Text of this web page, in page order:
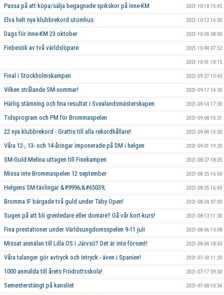
Passa på att köpa/sälja begagnade spikskor på inne-KM 2021-10-18 15:45
Elva helt nya klubbrekord utomhus 2021-10-12 16:00
Dags för Inne-KM 23 oktober 2021-10-05 08:00
Finbesök av två världslöpare 2021-10-04 07:52
2021-10-01 18:15
Final i Stockholmskampen 2021-09-27 10:40
Vilken strålande SM-sommar! 2021-09-17 14:30
Härlig stämning och fina resultat i Svealandsmästerskapen 2021-09-14 17:30
Tidsprogram och PM för Brommaspelen 2021-09-08 15:51
22 nya klubbrekord - Grattis till alla rekordhållare! 2021-09-04 14:00
Våra 12-, 13- och 14-åringar imponerade på DM i helgen 2021-09-01 19:20
SM-Guld-Melina uttagen till Finnkampen 2021-08-27 18:05
Missa inte Brommaspelen 12 september 2021-08-25 16:50
Helgens SM-tävlingar &#9996;&#65039; 2021-08-25 16:45
Bromma IF bärgade två guld under Täby Open! 2021-08-24 07:00
Sugen på att bli grenledare eller domare? Gå vår kort-kurs! 2021-08-13 11:30
Fina prestationer under Världsungdomsspelen 9-11 juli 2021-08-06 13:08
Missat anmälan till Lilla OS i Järvsö? Det är inte försent! 2021-08-04 18:40
Våra talanger gör avtryck och intryck - även i Spanien! 2021-07-30 11:20
1000 anmälda till årets Friidrottsskola! 2021-07-17 09:00
Semesterstängt på kansliet 2021-07-08 10:54